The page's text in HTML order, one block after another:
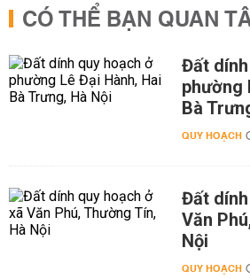
CÓ THỂ BẠN QUAN
Đất
phường
Bà
QUY HOẠCH
Đất
Văn
Nội
QUY HOẠCH